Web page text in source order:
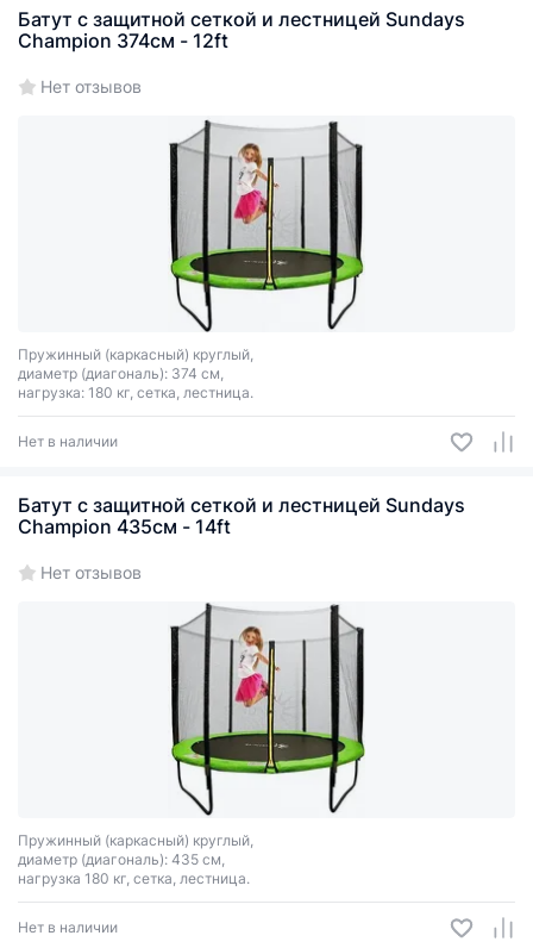
Батут с защитной сеткой и лестницей Sundays
Champion 374см - 12ft
Нет отзывов
Пружинный (каркасный) круглый,
диаметр (диагональ): 374 см,
нагрузка: 180 кг, сетка, лестница.
Нет в наличии
Батут с защитной сеткой и лестницей Sundays
Champion 435см - 14ft
Нет отзывов
Пружинный (каркасный) круглый,
диаметр (диагональ): 435 см,
нагрузка 180 кг, сетка, лестница.
Нет в наличии